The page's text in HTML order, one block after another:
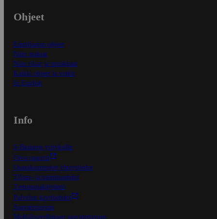
Ohjeet
Ensitilaajan ohjeet
Näin maksat
Näin tilaat ja muokkaat
Kaikki ohjeet ja vinkit
In English
Info
S-Business yrityksille
Oiva-raportit
Osuuskauppojen yhteystiedot
Tilaus- ja toimitusehdot
Tietosuojakäytäntö
Palvelun käyttöehdot
Saavutettavuus
Mobiilisovelluksen saavutettavuus